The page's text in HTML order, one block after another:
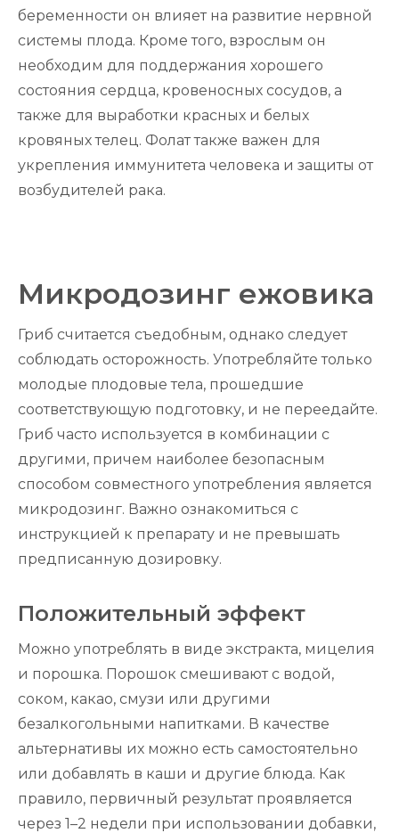
беременности он влияет на развитие нервной
системы плода. Кроме того, взрослым он
необходим для поддержания хорошего
состояния сердца, кровеносных сосудов, а
также для выработки красных и белых
кровяных телец. Фолат также важен для
укрепления иммунитета человека и защиты от
возбудителей рака.
Микродозинг ежовика
Гриб считается съедобным, однако следует
соблюдать осторожность. Употребляйте только
молодые плодовые тела, прошедшие
соответствующую подготовку, и не переедайте.
Гриб часто используется в комбинации с
другими, причем наиболее безопасным
способом совместного употребления является
микродозинг. Важно ознакомиться с
инструкцией к препарату и не превышать
предписанную дозировку.
Положительный эффект
Можно употреблять в виде экстракта, мицелия
и порошка. Порошок смешивают с водой,
соком, какао, смузи или другими
безалкогольными напитками. В качестве
альтернативы их можно есть самостоятельно
или добавлять в каши и другие блюда. Как
правило, первичный результат проявляется
через 1–2 недели при использовании добавки,